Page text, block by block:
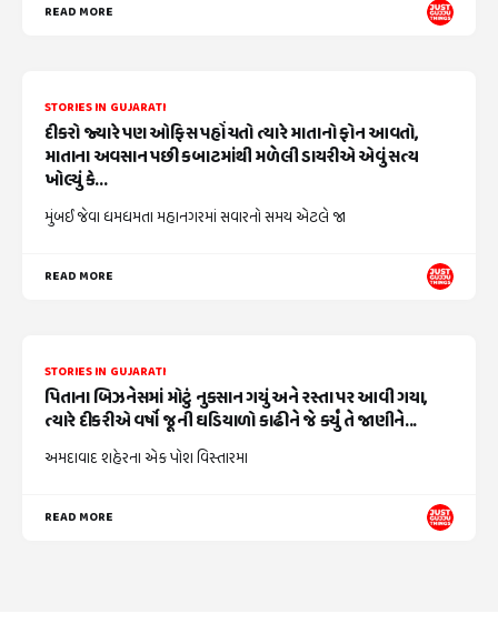
READ MORE
STORIES IN GUJARATI
દીકરો જ્યારે પણ ઓફિસ પહોંચતો ત્યારે માતાનો ફોન આવતો,
માતાના અવસાન પછી કબાટમાંથી મળેલી ડાયરીએ એવું સત્ય
ખોલ્યું કે...
મુંબઈ જેવા ધમધમતા મહાનગરમાં સવારનો સમય એટલે જા
READ MORE
STORIES IN GUJARATI
પિતાના બિઝનેસમાં મોટું નુકસાન ગયું અને રસ્તા પર આવી ગયા,
ત્યારે દીકરીએ વર્ષો જૂની ઘડિયાળો કાઢીને જે કર્યું તે જાણીને...
અમદાવાદ શહેરના એક પોશ વિસ્તારમા
READ MORE